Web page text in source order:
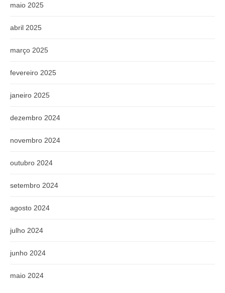
maio 2025
abril 2025
março 2025
fevereiro 2025
janeiro 2025
dezembro 2024
novembro 2024
outubro 2024
setembro 2024
agosto 2024
julho 2024
junho 2024
maio 2024